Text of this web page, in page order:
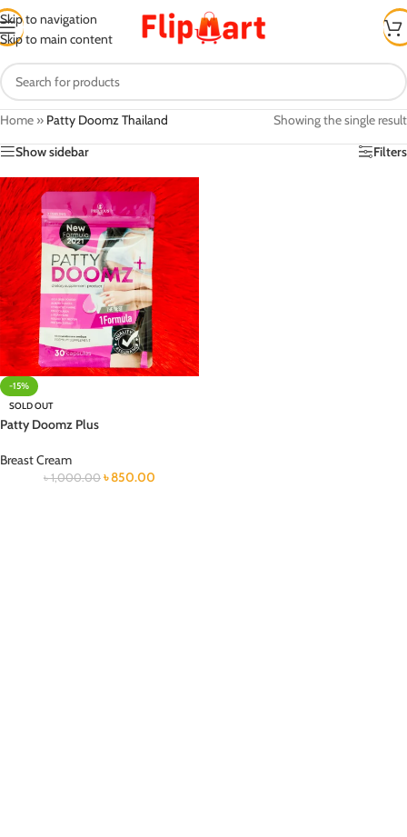
Skip to navigation
Skip to main content
Home » Patty Doomz Thailand
Showing the single result
Show sidebar
Filters
-15%
SOLD OUT
Patty Doomz Plus
Breast Cream
৳1,000.00 ৳850.00